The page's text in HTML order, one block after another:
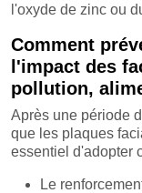
l'oxyde de zinc ou
Comment
l'impact des
pollution,
Après une période
que les plaques
essentiel d'adopter
Le